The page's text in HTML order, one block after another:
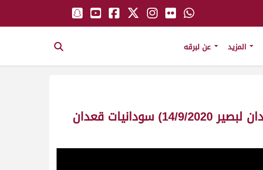
ش8 الحصن لـ عبدالله جارالله علي النابت المري (المحلي الأول – ميدان لبصير 14/9/2020) سودانيات قعدان